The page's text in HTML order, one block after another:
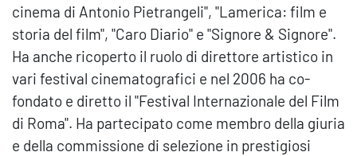
cinema di Antonio Pietrangeli", "Lamerica: film e
storia del film", "Caro Diario" e "Signore & Signore".
Ha anche ricoperto il ruolo di direttore artistico in
vari festival cinematografici e nel 2006 ha co-
fondato e diretto il "Festival Internazionale del Film
di Roma". Ha partecipato come membro della giuria
e della commissione di selezione in prestigiosi